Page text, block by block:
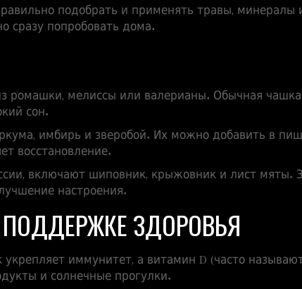
подобрать и применять травы,
сразу попробовать дома.
ромашки, мелиссы или валерианы. Обычная
сон.
имбирь и зверобой. Их можно добавить в
восстановление.
включают шиповник, крыжовник и лист мяты.
настроения.
ЗДОРОВЬЯ
иммунитет, а витамин D (часто
и солнечные прогулки.